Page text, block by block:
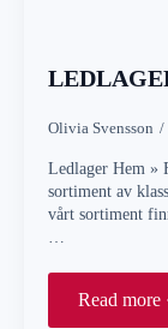
Olivia Svensson
Ledlager Hem »
sortiment av
vårt sortiment
…
Read more